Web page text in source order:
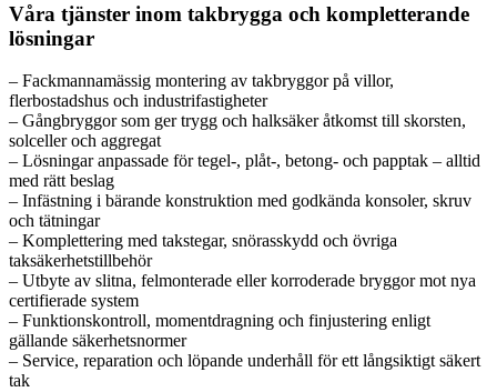
Våra tjänster inom takbrygga och kompletterande
lösningar
– Fackmannamässig montering av takbryggor på villor,
flerbostadshus och industrifastigheter
– Gångbryggor som ger trygg och halksäker åtkomst till skorsten,
solceller och aggregat
– Lösningar anpassade för tegel-, plåt-, betong- och papptak – alltid
med rätt beslag
– Infästning i bärande konstruktion med godkända konsoler, skruv
och tätningar
– Komplettering med takstegar, snörasskydd och övriga
taksäkerhetstillbehör
– Utbyte av slitna, felmonterade eller korroderade bryggor mot nya
certifierade system
– Funktionskontroll, momentdragning och finjustering enligt
gällande säkerhetsnormer
– Service, reparation och löpande underhåll för ett långsiktigt säkert
tak